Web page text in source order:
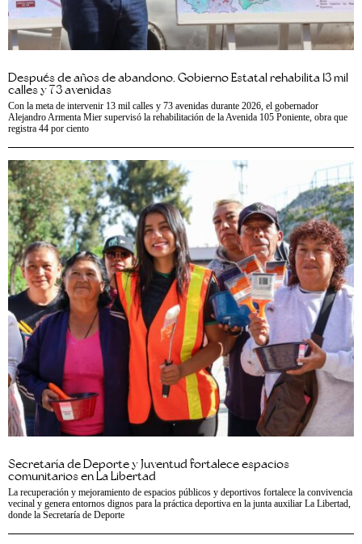
Después de años de abandono, Gobierno Estatal rehabilita 13 mil
calles y 73 avenidas
Con la meta de intervenir 13 mil calles y 73 avenidas durante 2026, el gobernador
Alejandro Armenta Mier supervisó la rehabilitación de la Avenida 105 Poniente, obra que
registra 44 por ciento
Secretaría de Deporte y Juventud fortalece espacios
comunitarios en La Libertad
La recuperación y mejoramiento de espacios públicos y deportivos fortalece la convivencia
vecinal y genera entornos dignos para la práctica deportiva en la junta auxiliar La Libertad,
donde la Secretaría de Deporte